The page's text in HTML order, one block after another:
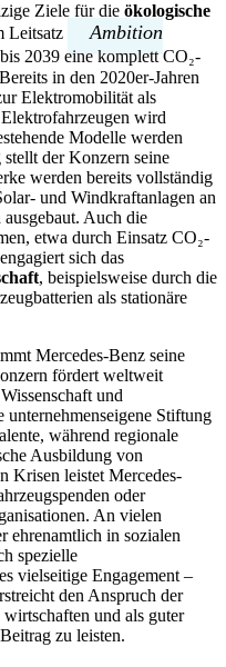
Ziele für die ökologische
Leitsatz
Ambition
2039 eine komplett CO₂-
in den 2020er-Jahren
Elektromobilität als
wird
Modelle werden
der Konzern seine
werden bereits vollständig
und Windkraftanlagen an
Auch die
etwa durch Einsatz CO₂-
sich das
, beispielsweise durch die
als stationäre
Mercedes-Benz seine
fördert weltweit
und
unternehmenseigene Stiftung
während regionale
Ausbildung von
Krisen leistet Mercedes-
oder
An vielen
ehrenamtlich in sozialen
spezielle
vielseitige Engagement –
den Anspruch der
und als guter
zu leisten.